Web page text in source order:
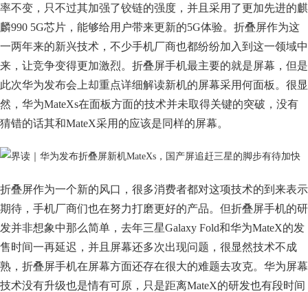
率不变，只不过其加强了铰链的强度，并且采用了更加先进的麒
麟990 5G芯片，能够给用户带来更新的5G体验。折叠屏作为这
一两年来的新兴技术，不少手机厂商也都纷纷加入到这一领域中
来，让竞争变得更加激烈。折叠屏手机最主要的就是屏幕，但是
此次华为发布会上却重点详细解读新机的屏幕采用何面板。很显
然，华为MateXs在面板方面的技术并未取得关键的突破，没有
猜错的话其和MateX采用的应该是同样的屏幕。
折叠屏作为一个新的风口，很多消费者都对这项技术的到来表示
期待，手机厂商们也在努力打磨更好的产品。但折叠屏手机的研
发并非想象中那么简单，去年三星Galaxy Fold和华为MateX的发
售时间一再延迟，并且屏幕还多次出现问题，很显然技术不成
熟，折叠屏手机在屏幕方面还存在很大的难题去攻克。华为屏幕
技术没有升级也是情有可原，只是距离MateX的研发也有段时间